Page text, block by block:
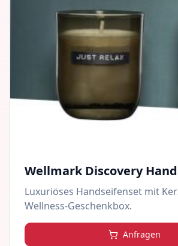
Wellmark Discovery
Luxuriöses Handseifenset mit
Wellness-Geschenkbox.
Anfragen